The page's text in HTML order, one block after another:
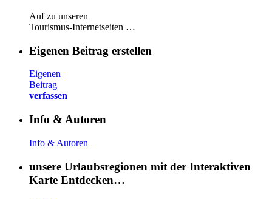
Auf zu unseren
Tourismus-Internetseiten …
Eigenen Beitrag erstellen
Eigenen
Beitrag
verfassen
Info & Autoren
Info & Autoren
unsere Urlaubsregionen mit der Interaktiven
Karte Entdecken…